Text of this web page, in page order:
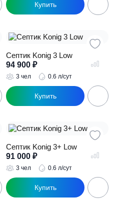
Септик Konig 3 Low
94 900 ₽
3 чел 0.6 л/сут
Септик Konig 3+ Low
91 000 ₽
3 чел 0.6 л/сут